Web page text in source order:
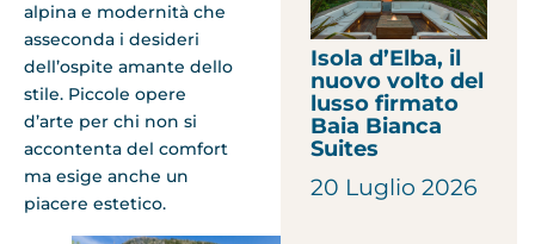
alpina e modernità che
asseconda i desideri
dell’ospite amante dello
stile. Piccole opere
d’arte per chi non si
accontenta del comfort
ma esige anche un
piacere estetico.
Isola d’Elba, il
nuovo volto del
lusso firmato
Baia Bianca
Suites
20 Luglio 2026